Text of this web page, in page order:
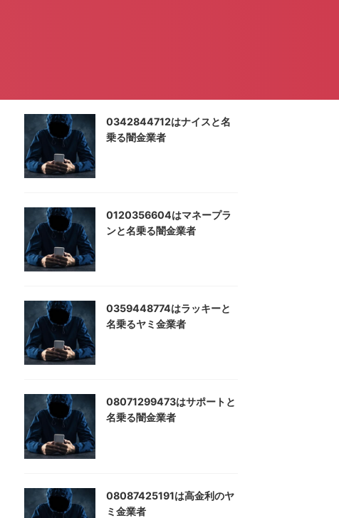
0342844712はナイスと名
乗る闇金業者
0120356604はマネープラ
ンと名乗る闇金業者
0359448774はラッキーと
名乗るヤミ金業者
08071299473はサポートと
名乗る闇金業者
08087425191は高金利のヤ
ミ金業者